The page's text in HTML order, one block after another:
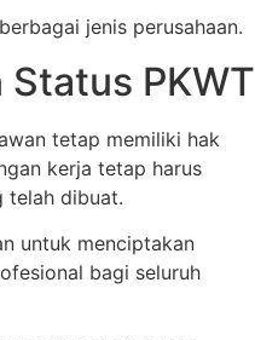
jenis perusahaan.
PKWT
tetap memiliki hak
kerja tetap harus
telah dibuat.
untuk menciptakan
bagi seluruh